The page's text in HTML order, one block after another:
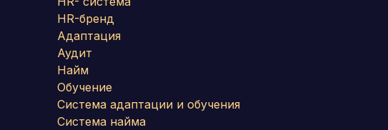
HR-бренд
Адаптация
Аудит
Найм
Обучение
Система адаптации и обучения
Система найма